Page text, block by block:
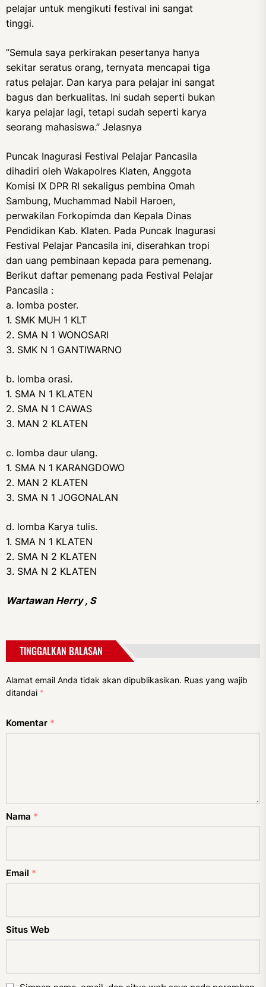
pelajar untuk mengikuti festival ini sangat
tinggi.
”Semula saya perkirakan pesertanya hanya
sekitar seratus orang, ternyata mencapai tiga
ratus pelajar. Dan karya para pelajar ini sangat
bagus dan berkualitas. Ini sudah seperti bukan
karya pelajar lagi, tetapi sudah seperti karya
seorang mahasiswa.” Jelasnya
Puncak Inagurasi Festival Pelajar Pancasila
dihadiri oleh Wakapolres Klaten, Anggota
Komisi IX DPR RI sekaligus pembina Omah
Sambung, Muchammad Nabil Haroen,
perwakilan Forkopimda dan Kepala Dinas
Pendidikan Kab. Klaten. Pada Puncak Inagurasi
Festival Pelajar Pancasila ini, diserahkan tropi
dan uang pembinaan kepada para pemenang.
Berikut daftar pemenang pada Festival Pelajar
Pancasila :
a. lomba poster.
1. SMK MUH 1 KLT
2. SMA N 1 WONOSARI
3. SMK N 1 GANTIWARNO
b. lomba orasi.
1. SMA N 1 KLATEN
2. SMA N 1 CAWAS
3. MAN 2 KLATEN
c. lomba daur ulang.
1. SMA N 1 KARANGDOWO
2. MAN 2 KLATEN
3. SMA N 1 JOGONALAN
d. lomba Karya tulis.
1. SMA N 1 KLATEN
2. SMA N 2 KLATEN
3. SMA N 2 KLATEN
Wartawan Herry , S
TINGGALKAN BALASAN
Alamat email Anda tidak akan dipublikasikan. Ruas yang wajib
ditandai *
Komentar *
Nama *
Email *
Situs Web